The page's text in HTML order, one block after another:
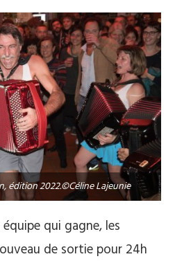
édition 2022.©Céline Lajeunie
qui gagne, les
de sortie pour 24h